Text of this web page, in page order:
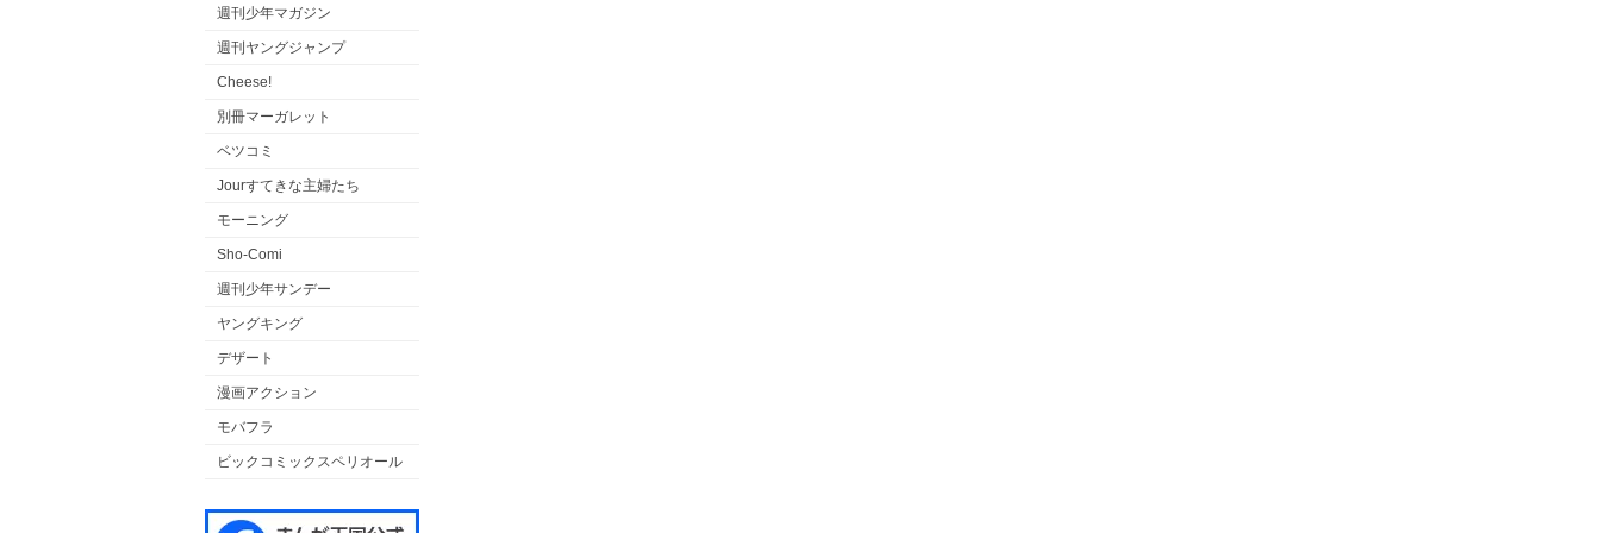
週刊少年マガジン
週刊ヤングジャンプ
Cheese!
別冊マーガレット
ベツコミ
Jourすてきな主婦たち
モーニング
Sho-Comi
週刊少年サンデー
ヤングキング
デザート
漫画アクション
モバフラ
ビックコミックスペリオール